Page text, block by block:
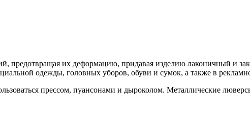
предотвращая их деформацию, придавая изделию лаконичный и
одежды, головных уборов, обуви и сумок, а также в
прессом, пуансонами и дыроколом. Металлические